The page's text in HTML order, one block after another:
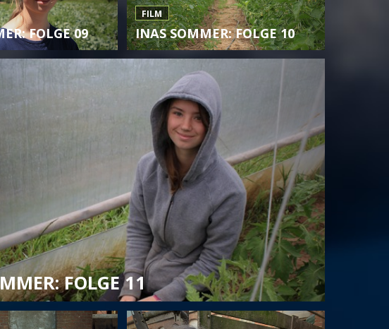
FOLGE 09
FILM
INAS SOMMER: FOLGE 10
FOLGE 11